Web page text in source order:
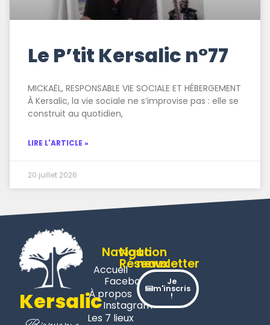
Le P’tit Kersalic n°77
MICKAËL, RESPONSABLE VIE SOCIALE ET HÉBERGEMENT
À Kersalic, la vie sociale ne s’improvise pas : elle se
construit au quotidien,
LIRE L'ARTICLE »
20 juillet 2026
Kersalic
Navigation
Accueil
À propos
Les 7 lieux
Nos
Réseaux
Facebook
Instagram
La
newsletter
Je
m'inscris
!